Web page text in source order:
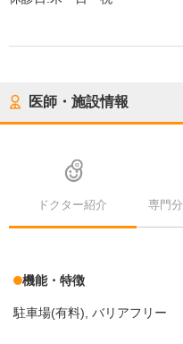
医師・施設情報
ドクター紹介 専門
機能・特徴
駐車場(有料) バリアフリー